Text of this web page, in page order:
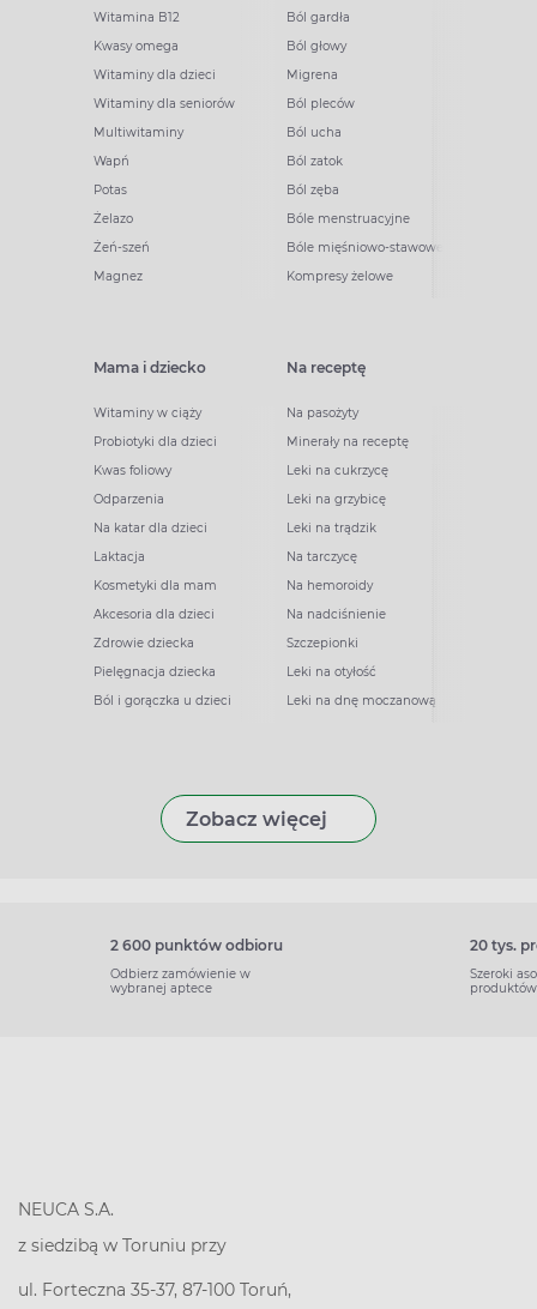
Witamina B12
Kwasy omega
Witaminy dla dzieci
Witaminy dla seniorów
Multiwitaminy
Wapń
Potas
Żelazo
Żeń-szeń
Magnez
Ból gardła
Ból głowy
Migrena
Ból pleców
Ból ucha
Ból zatok
Ból zęba
Bóle menstruacyjne
Bóle mięśniowo-stawowe
Kompresy żelowe
Mama i dziecko
Witaminy w ciąży
Probiotyki dla dzieci
Kwas foliowy
Odparzenia
Na katar dla dzieci
Laktacja
Kosmetyki dla mam
Akcesoria dla dzieci
Zdrowie dziecka
Pielęgnacja dziecka
Ból i gorączka u dzieci
Na receptę
Na pasożyty
Minerały na receptę
Leki na cukrzycę
Leki na grzybicę
Leki na trądzik
Na tarczycę
Na hemoroidy
Na nadciśnienie
Szczepionki
Leki na otyłość
Leki na dnę moczanową
Zobacz więcej
2 600 punktów odbioru
Odbierz zamówienie w
wybranej aptece
20 tys.
Szeroki
produktów
NEUCA S.A.
z siedzibą w Toruniu przy
ul. Forteczna 35-37, 87-100 Toruń,